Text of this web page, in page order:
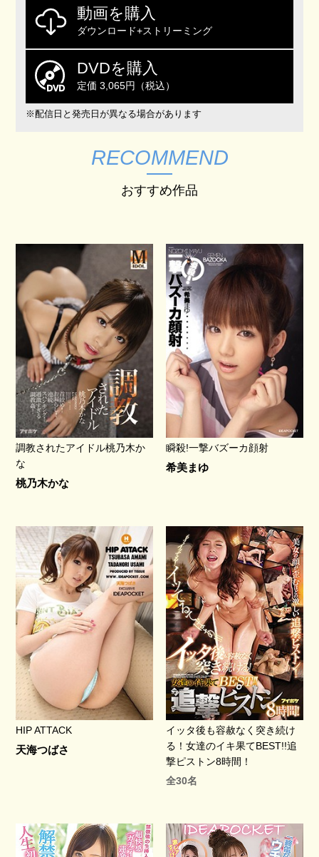
動画を購入
ダウンロード+ストリーミング
DVDを購入
定価 3,065円（税込）
※配信日と発売日が異なる場合があります
RECOMMEND
おすすめ作品
調教されたアイドル桃乃木か
な
桃乃木かな
瞬殺!一撃バズーカ顔射
希美まゆ
HIP ATTACK
天海つばさ
イッタ後も容赦なく突き続け
る！女達のイキ果てBEST!!追
撃ピストン8時間！
全30名